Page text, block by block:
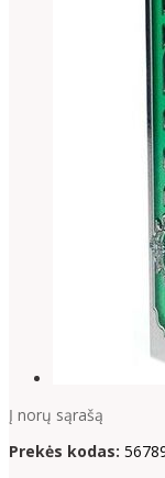
Į norų sąrašą
Prekės kodas: